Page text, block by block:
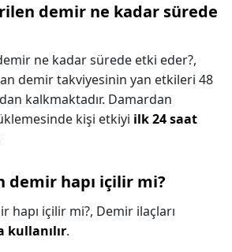
demir ne kadar sürede
ne kadar sürede etki eder?,
demir takviyesinin yan etkileri 48
kalkmaktadır. Damardan
kişi etkiyi ilk 24 saat
demir hapı içilir mi?
hapı içilir mi?, Demir ilaçları
kullanılır.